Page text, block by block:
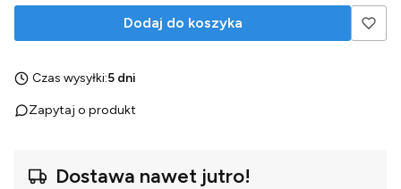
Dodaj do koszyka
Czas wysyłki:5 dni
Zapytaj o produkt
Dostawa nawet jutro!